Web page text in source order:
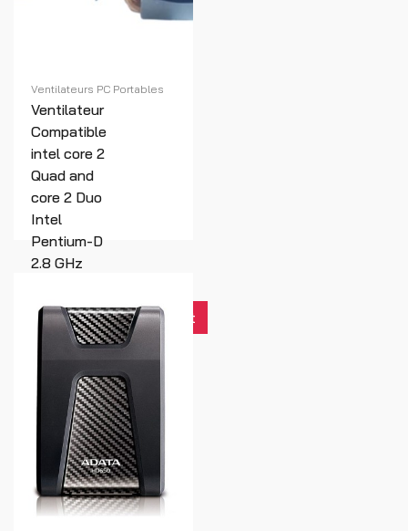
Ventilateurs PC Portables
Ventilateur
Compatible
intel core 2
Quad and
core 2 Duo
Intel
Pentium-D
2.8 GHz
3.4GHz
Intel
Celeron-D
Conroe-L
Conroe
AMD Quad
Core and
Triple Core
(95W) AMD
Athlon 64
10,000 dt